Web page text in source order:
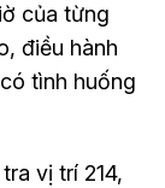
của từng
điều hành
tình huống
vị trí 214,